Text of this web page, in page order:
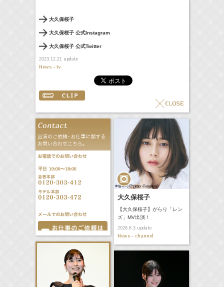
大久保桜子
大久保桜子 公式Instagram
大久保桜子 公式Twitter
2023.12.21update
News - tv
大久保桜子
【大久保桜子】がらり「レン
ズ」MV出演！
2026.6.3update
News - channel